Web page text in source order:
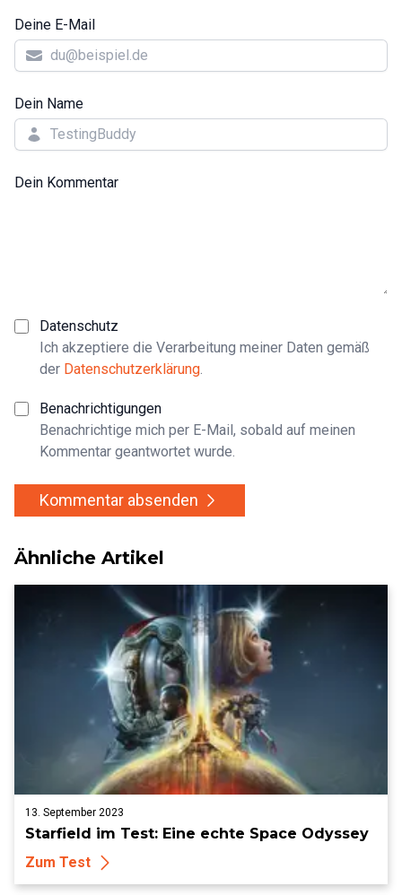
Deine E-Mail
Dein Name
Dein Kommentar
Datenschutz
Ich akzeptiere die Verarbeitung meiner Daten gemäß
der Datenschutzerklärung.
Benachrichtigungen
Benachrichtige mich per E-Mail, sobald auf meinen
Kommentar geantwortet wurde.
Kommentar absenden
Ähnliche Artikel
13. September 2023
Starfield im Test: Eine echte Space Odyssey
Zum Test